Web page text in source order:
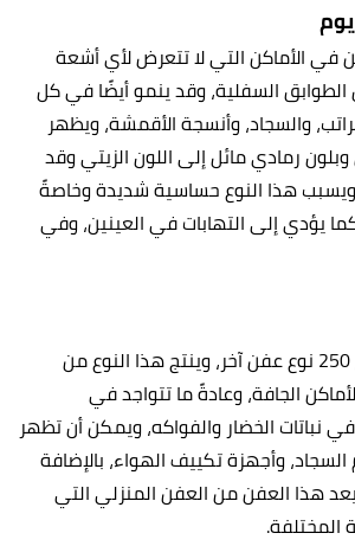
في الأماكن التي لا تتعرض لأي أشعة
السفلية، وقد ينمو أيضًا في كل
والسجاد، وأنسجة الأقمشة، ويظهر
رمادي مائل إلى اللون الزيتي وقد
ويسبب هذا النوع حساسية شديدة وخاصةً
يؤدي إلى التهابات في العينين، وفي
ويندرج من هذا النوع 250 نوع عفن آخر، وينتج هذا النوع من
الجافة، وعادةً ما تتواجد في
نباتات الخضار والفواكه، ويمكن أن تظهر
وأجهزة تكييف الهواء، بالإضافة
هذا العفن من العفن المنزلي التي
المختلفة.